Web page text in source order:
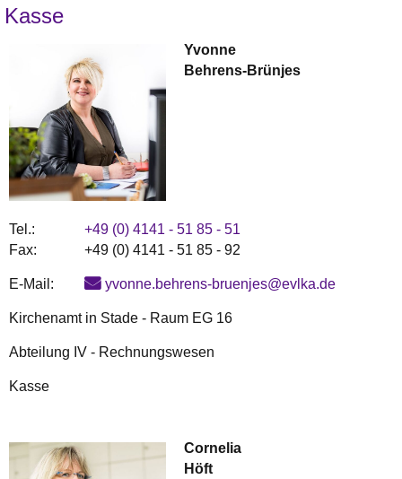
Kasse
Yvonne
Behrens-Brünjes
Tel.:
+49 (0) 4141 - 51 85 - 51
Fax:
+49 (0) 4141 - 51 85 - 92
E-Mail: yvonne.behrens-bruenjes@evlka.de
Kirchenamt in Stade - Raum EG 16
Abteilung IV - Rechnungswesen
Kasse
Cornelia
Höft